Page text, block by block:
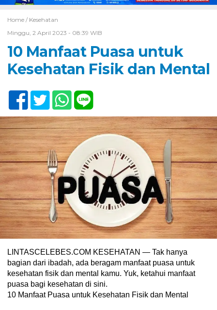
Home / Kesehatan
Minggu, 2 April 2023 - 08:39 WIB
10 Manfaat Puasa untuk
Kesehatan Fisik dan Mental
LINTASCELEBES.COM KESEHATAN — Tak hanya
bagian dari ibadah, ada beragam manfaat puasa untuk
kesehatan fisik dan mental kamu. Yuk, ketahui manfaat
puasa bagi kesehatan di sini.
10 Manfaat Puasa untuk Kesehatan Fisik dan Mental